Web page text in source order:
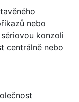
nebo
konzoli
centrálně nebo